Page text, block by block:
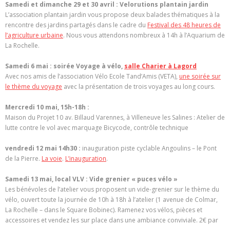
Samedi et dimanche 29 et 30 avril : Velorutions plantain jardin
L’association plantain jardin vous propose deux balades thématiques à la
rencontre des jardins partagés dans le cadre du Festival des 48 heures de
l’agriculture urbaine. Nous vous attendons nombreux à 14h à l’Aquarium de
La Rochelle.
Samedi 6 mai : soirée Voyage à vélo, salle Charier à Lagord
Avec nos amis de l’association Vélo Ecole Tand’Amis (VETA), une soirée sur
le thème du voyage avec la présentation de trois voyages au long cours.
Mercredi 10 mai, 15h-18h :
Maison du Projet 10 av. Billaud Varennes, à Villeneuve les Salines : Atelier de
lutte contre le vol avec marquage Bicycode, contrôle technique
vendredi 12 mai 14h30 : inauguration piste cyclable Angoulins – le Pont
de la Pierre. La voie. L’inauguration.
Samedi 13 mai, local VLV : Vide grenier « puces vélo »
Les bénévoles de l’atelier vous proposent un vide-grenier sur le thème du
vélo, ouvert toute la journée de 10h à 18h à l’atelier (1 avenue de Colmar,
La Rochelle – dans le Square Bobinec). Ramenez vos vélos, pièces et
accessoires et vendez les sur place dans une ambiance conviviale. 2€ par